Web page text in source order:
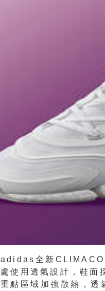
adidas全新
處使用透氣設計，鞋面
重點區域加強散熱，透